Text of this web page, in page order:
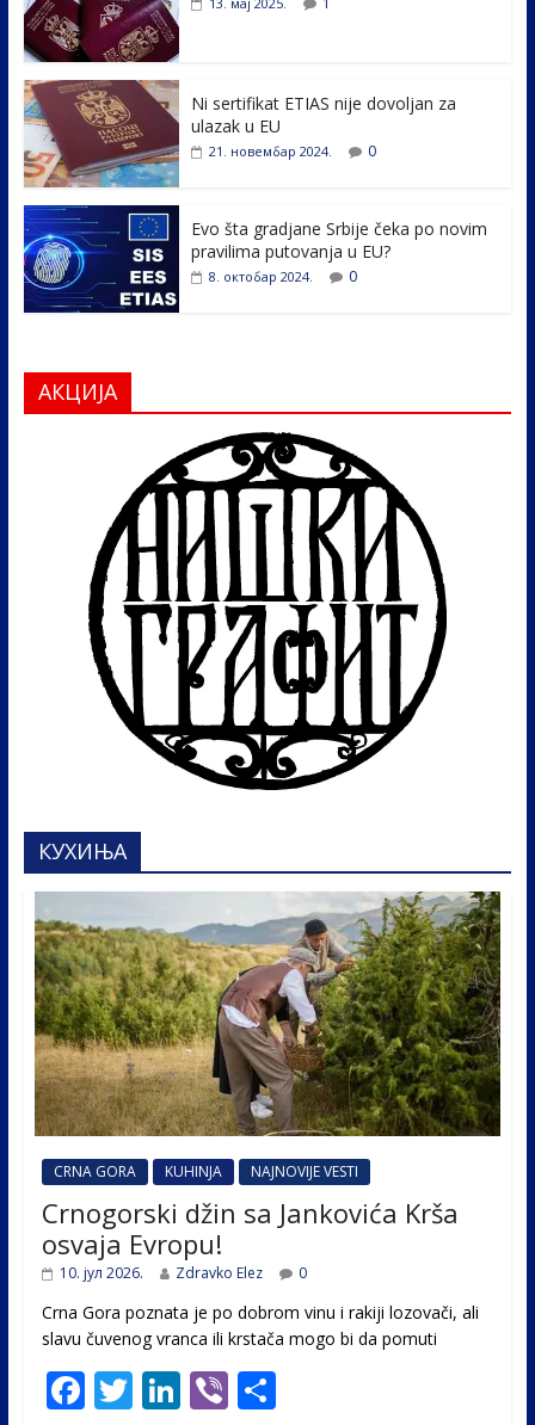
o
o
k
Ni sertifikat ETIAS nije dovoljan za
ulazak u EU
21. новембар 2024. 0
Evo šta gradjane Srbije čeka po novim
pravilima putovanja u EU?
8. октобар 2024. 0
АКЦИЈА
КУХИЊА
CRNA GORA KUHINJA NAJNOVIJE VESTI
Crnogorski džin sa Jankovića Krša
osvaja Evropu!
10. јул 2026. Zdravko Elez 0
Crna Gora poznata je po dobrom vinu i rakiji lozovači, ali
slavu čuvenog vranca ili krstača mogo bi da pomuti
F T Li Vi S